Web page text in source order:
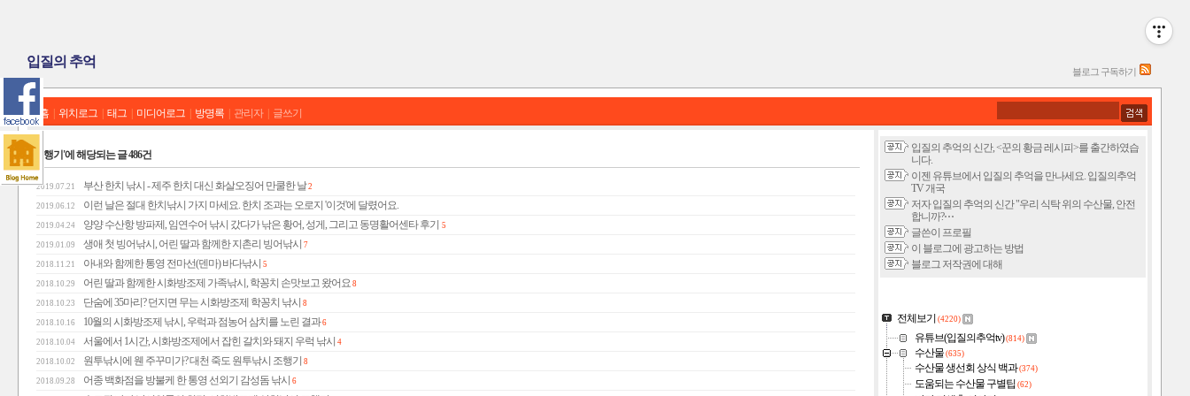
입질의 추억
블로그 구독하기
홈 위치로그 태그 미디어로그 방명록 관리자 글쓰기
'조행기'에 해당되는 글 486건
2019.07.21 부산 한치 낚시 - 제주 한치 대신 화살오징어 만쿨한 날2
2019.06.12 이런 날은 절대 한치낚시 가지 마세요. 한치 조과는 오로지 '이것'에 달렸어요.
2019.04.24 양양 수산항 방파제, 임연수어 낚시 갔다가 낚은 황어, 성게, 그리고 동명활어센타 후기 5
2019.01.09 생애 첫 빙어낚시, 어린 딸과 함께한 지촌리 빙어낚시7
2018.11.21 아내와 함께한 통영 전마선(덴마) 바다낚시5
2018.10.29 어린 딸과 함께한 시화방조제 가족낚시, 학꽁치 손맛보고 왔어요8
2018.10.23 단숨에 35마리? 던지면 무는 시화방조제 학꽁치 낚시8
2018.10.16 10월의 시화방조제 낚시, 우럭과 점농어 삼치를 노린 결과6
2018.10.04 서울에서 1시간, 시화방조제에서 잡힌 갈치와 돼지 우럭 낚시4
2018.10.02 원투낚시에 웬 주꾸미가? 대천 죽도 원투낚시 조행기8
2018.09.28 어종 백화점을 방불케 한 통영 선외기 감성돔 낚시6
입질의 추억의 신간, <꾼의 황금 레시피>를 출간하였습
니다.
이젠 유튜브에서 입질의 추억을 만나세요. 입질의추억
TV 개국
저자 입질의 추억의 신간 "우리 식탁 위의 수산물, 안전
합니까?⋯
글쓴이 프로필
이 블로그에 광고하는 방법
블로그 저작권에 대해
전체보기 (4220)
유튜브(입질의추억tv)(814)
수산물 (635)
수산물 생선회 상식 백과(374)
도움되는 수산물 구별팁 (62)